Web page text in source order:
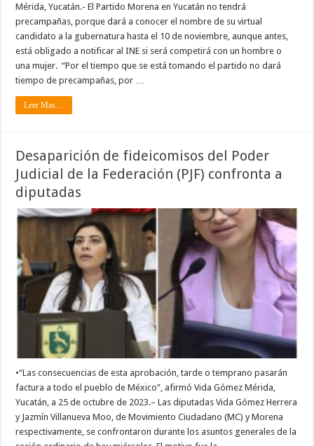
Mérida, Yucatán.- El Partido Morena en Yucatán no tendrá
precampañas, porque dará a conocer el nombre de su virtual
candidato a la gubernatura hasta el 10 de noviembre, aunque antes,
está obligado a notificar al INE si será competirá con un hombre o
una mujer. “Por el tiempo que se está tomando el partido no dará
tiempo de precampañas, por …
Leer Mas ...
Desaparición de fideicomisos del Poder
Judicial de la Federación (PJF) confronta a
diputadas
•“Las consecuencias de esta aprobación, tarde o temprano pasarán
factura a todo el pueblo de México”, afirmó Vida Gómez Mérida,
Yucatán, a 25 de octubre de 2023.– Las diputadas Vida Gómez Herrera
y Jazmín Villanueva Moo, de Movimiento Ciudadano (MC) y Morena
respectivamente, se confrontaron durante los asuntos generales de la